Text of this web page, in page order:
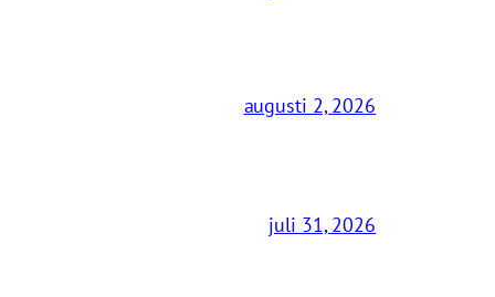
augusti 2, 2026
juli 31, 2026